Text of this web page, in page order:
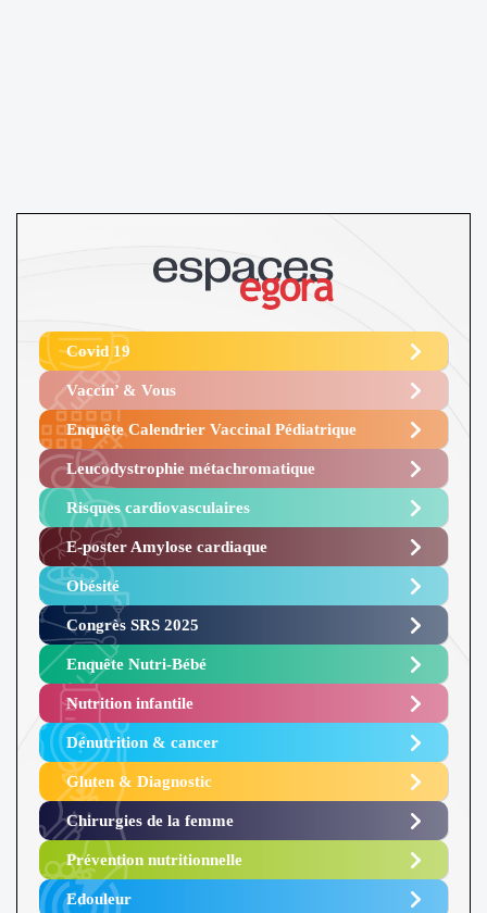
Covid 19
Vaccin’ & Vous
Enquête Calendrier Vaccinal Pédiatrique
Leucodystrophie métachromatique
Risques cardiovasculaires
E-poster Amylose cardiaque ​
Obésité ​
Congrès SRS 2025 ​
Enquête Nutri-Bébé ​
Nutrition infantile
Dénutrition & cancer
Gluten & Diagnostic
Chirurgies de la femme
Prévention nutritionnelle
Edouleur​